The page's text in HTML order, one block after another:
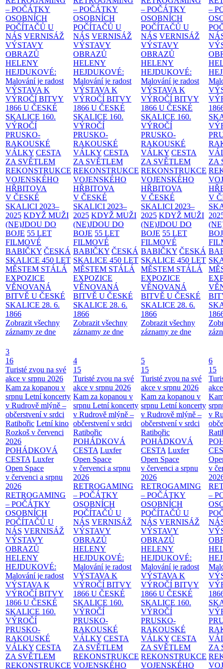
– POČÁTKY
OSOBNÍCH
POČÍTAČŮ U
NÁS VERNISÁŽ
VÝSTAVY
OBRAZŮ
HELENY
HEJDUKOVÉ:
Malování je radost
VÝSTAVA K
VÝROČÍ BITVY
1866 U ČESKÉ
SKALICE 160.
VÝROČÍ
PRUSKO-
RAKOUSKÉ
VÁLKY CESTA
ZA SVĚTLEM
REKONSTRUKCE
VOJENSKÉHO
HŘBITOVA
V ČESKÉ
SKALICI 2023–
2025 KDYŽ MUŽI
(NE)JDOU DO
BOJE 55 LET
FILMOVÉ
BABIČKY ČESKÁ
SKALICE 450 LET
MĚSTEM STÁLÁ
EXPOZICE
VĚNOVANÁ
BITVĚ U ČESKÉ
SKALICE 28. 6.
1866
Zobrazit všechny
záznamy ze dne
– POČÁTKY
OSOBNÍCH
POČÍTAČŮ U
NÁS VERNISÁŽ
VÝSTAVY
OBRAZŮ
HELENY
HEJDUKOVÉ:
Malování je radost
VÝSTAVA K
VÝROČÍ BITVY
1866 U ČESKÉ
SKALICE 160.
VÝROČÍ
PRUSKO-
RAKOUSKÉ
VÁLKY CESTA
ZA SVĚTLEM
REKONSTRUKCE
VOJENSKÉHO
HŘBITOVA
V ČESKÉ
SKALICI 2023–
2025 KDYŽ MUŽI
(NE)JDOU DO
BOJE 55 LET
FILMOVÉ
BABIČKY ČESKÁ
SKALICE 450 LET
MĚSTEM STÁLÁ
EXPOZICE
VĚNOVANÁ
BITVĚ U ČESKÉ
SKALICE 28. 6.
1866
Zobrazit všechny
záznamy ze dne
– POČÁTKY
OSOBNÍCH
POČÍTAČŮ U
NÁS VERNISÁŽ
VÝSTAVY
OBRAZŮ
HELENY
HEJDUKOVÉ:
Malování je radost
VÝSTAVA K
VÝROČÍ BITVY
1866 U ČESKÉ
SKALICE 160.
VÝROČÍ
PRUSKO-
RAKOUSKÉ
VÁLKY CESTA
ZA SVĚTLEM
REKONSTRUKCE
VOJENSKÉHO
HŘBITOVA
V ČESKÉ
SKALICI 2023–
2025 KDYŽ MUŽI
(NE)JDOU DO
BOJE 55 LET
FILMOVÉ
BABIČKY ČESKÁ
SKALICE 450 LET
MĚSTEM STÁLÁ
EXPOZICE
VĚNOVANÁ
BITVĚ U ČESKÉ
SKALICE 28. 6.
1866
Zobrazit všechny
záznamy ze dne
–
ZA
V
3
16
Turisté zvou na své
akce v srpnu 2026
Kam za kopanou v
srpnu Letní koncerty
v Rudrově mlýně –
občerstvení v srdci
Ratibořic Letní kino
Rozkoš v červenci
2026
POHÁDKOVÁ
CESTA Luxfer
Open Space
v červenci a srpnu
2026
RETROGAMING
– POČÁTKY
OSOBNÍCH
POČÍTAČŮ U
NÁS VERNISÁŽ
VÝSTAVY
OBRAZŮ
HELENY
HEJDUKOVÉ:
Malování je radost
VÝSTAVA K
VÝROČÍ BITVY
1866 U ČESKÉ
SKALICE 160.
VÝROČÍ
PRUSKO-
RAKOUSKÉ
VÁLKY CESTA
ZA SVĚTLEM
REKONSTRUKCE
4
15
Turisté zvou na své
akce v srpnu 2026
Kam za kopanou v
srpnu Letní koncerty
v Rudrově mlýně –
občerstvení v srdci
Ratibořic
POHÁDKOVÁ
CESTA Luxfer
Open Space
v červenci a srpnu
2026
RETROGAMING
– POČÁTKY
OSOBNÍCH
POČÍTAČŮ U
NÁS VERNISÁŽ
VÝSTAVY
OBRAZŮ
HELENY
HEJDUKOVÉ:
Malování je radost
VÝSTAVA K
VÝROČÍ BITVY
1866 U ČESKÉ
SKALICE 160.
VÝROČÍ
PRUSKO-
RAKOUSKÉ
VÁLKY CESTA
ZA SVĚTLEM
REKONSTRUKCE
VOJENSKÉHO
5
15
Turisté zvou na své
akce v srpnu 2026
Kam za kopanou v
srpnu Letní koncerty
v Rudrově mlýně –
občerstvení v srdci
Ratibořic
POHÁDKOVÁ
CESTA Luxfer
Open Space
v červenci a srpnu
2026
RETROGAMING
– POČÁTKY
OSOBNÍCH
POČÍTAČŮ U
NÁS VERNISÁŽ
VÝSTAVY
OBRAZŮ
HELENY
HEJDUKOVÉ:
Malování je radost
VÝSTAVA K
VÝROČÍ BITVY
1866 U ČESKÉ
SKALICE 160.
VÝROČÍ
PRUSKO-
RAKOUSKÉ
VÁLKY CESTA
ZA SVĚTLEM
REKONSTRUKCE
VOJENSKÉHO
6
15
v
v
–
ZA